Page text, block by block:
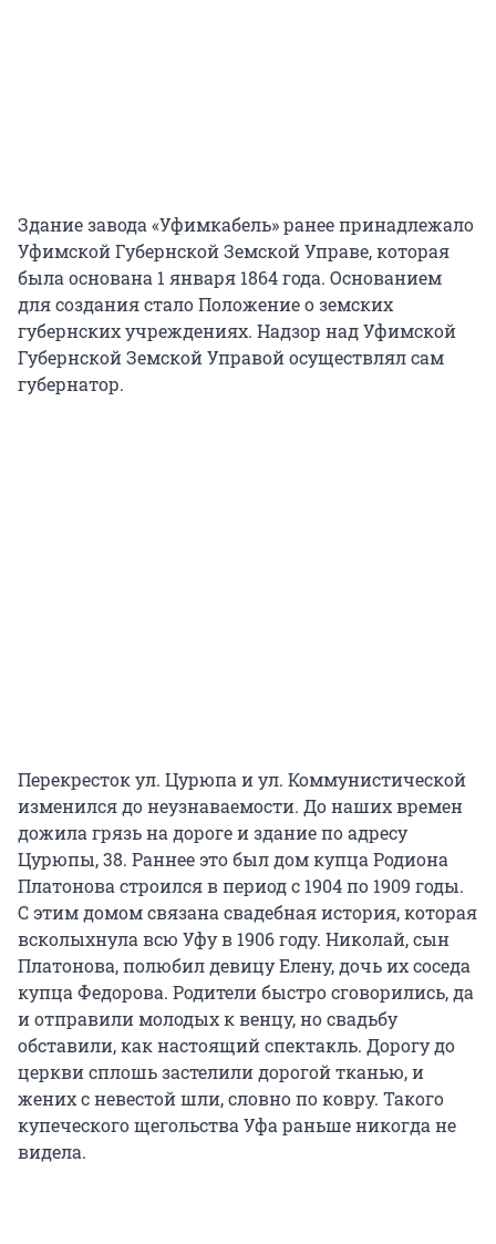
Здание завода «Уфимкабель» ранее принадлежало
Уфимской Губернской Земской Управе, которая
была основана 1 января 1864 года. Основанием
для создания стало Положение о земских
губернских учреждениях. Надзор над Уфимской
Губернской Земской Управой осуществлял сам
губернатор.
Перекресток ул. Цурюпа и ул. Коммунистической
изменился до неузнаваемости. До наших времен
дожила грязь на дороге и здание по адресу
Цурюпы, 38. Раннее это был дом купца Родиона
Платонова строился в период с 1904 по 1909 годы.
С этим домом связана свадебная история, которая
всколыхнула всю Уфу в 1906 году. Николай, сын
Платонова, полюбил девицу Елену, дочь их соседа
купца Федорова. Родители быстро сговорились, да
и отправили молодых к венцу, но свадьбу
обставили, как настоящий спектакль. Дорогу до
церкви сплошь застелили дорогой тканью, и
жених с невестой шли, словно по ковру. Такого
купеческого щегольства Уфа раньше никогда не
видела.